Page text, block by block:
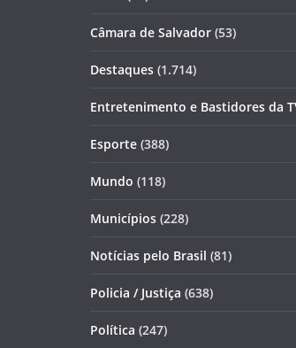
Câmara de Salvador (53)
Destaques (1.714)
Entretenimento e Bastidores da
Esporte (388)
Mundo (118)
Municípios (228)
Notícias pelo Brasil (81)
Policia / Justiça (638)
Política (247)